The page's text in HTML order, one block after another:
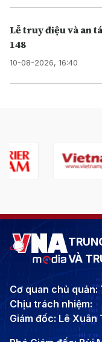
Lễ truy điệu và an
148
10-08-2026, 16:40
VÀ
Cơ quan chủ quản:
Chịu trách nhiệm:
Giám đốc: Lê Xuân